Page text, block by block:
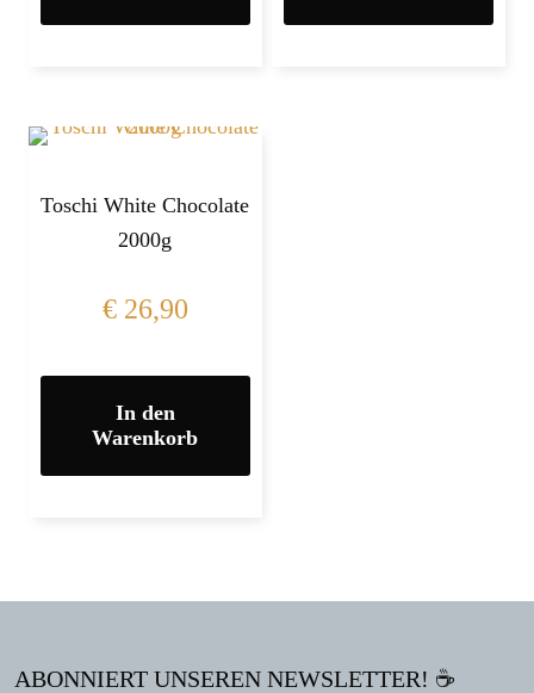
Toschi White Chocolate
2000g
€26,90
In den
Warenkorb
ABONNIERT UNSEREN NEWSLETTER! ☕